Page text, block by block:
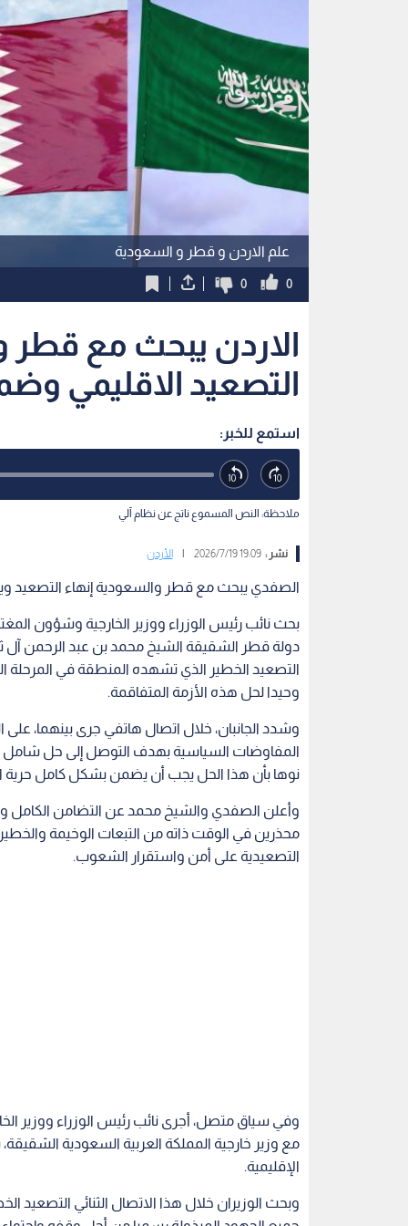
علم الاردن و قطر و السعودية
0
0
الاردن يبحث مع قطر
التصعيد الاقليمي
استمع للخبر:
ملاحظة: النص المسموع ناتج عن نظام آلي
نشر :19:09 2026/7/19 الأردن
الصفدي يبحث مع قطر والسعودية إنهاء التصعيد
بحث نائب رئيس الوزراء ووزير الخارجية وشؤون
دولة قطر الشقيقة الشيخ محمد بن عبد الرحمن آل
التصعيد الخطير الذي تشهده المنطقة في المرحلة
وحيدا لحل هذه الأزمة المتفاقمة.
وشدد الجانبان، خلال اتصال هاتفي جرى بينهما، على
المفاوضات السياسية بهدف التوصل إلى حل شامل
نوها بأن هذا الحل يجب أن يضمن بشكل كامل حرية
وأعلن الصفدي والشيخ محمد عن التضامن الكامل
محذرين في الوقت ذاته من التبعات الوخيمة
التصعيدية على أمن واستقرار الشعوب.
وفي سياق متصل، أجرى نائب رئيس الوزراء ووزير
مع وزير خارجية المملكة العربية السعودية
الإقليمية.
وبحث الوزيران خلال هذا الاتصال الثنائي